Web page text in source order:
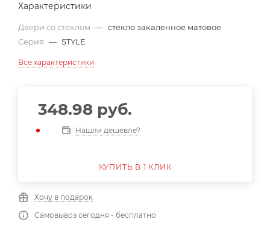
Характеристики
Двери со стеклом — стекло закаленное матовое
Серия — STYLE
Все характеристики
348.98 руб.
Нашли дешевле?
КУПИТЬ В 1 КЛИК
Хочу в подарок
Самовывоз сегодня - бесплатно